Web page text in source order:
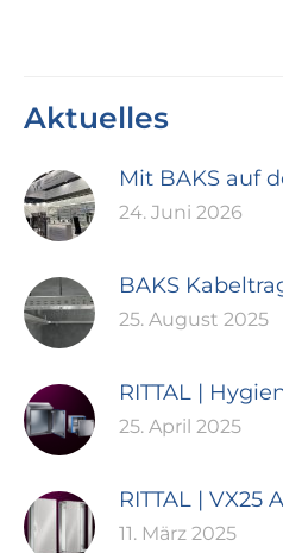
Aktuelles
Mit BAKS auf
24. Juni 2026
BAKS
25. August 2025
RITTAL |
25. April 2025
RITTAL | VX25
11. März 2025